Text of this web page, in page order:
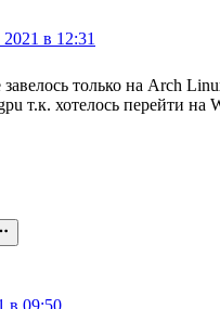
в 12:31
завелось только на Arch
т.к. хотелось перейти на
в 09:50